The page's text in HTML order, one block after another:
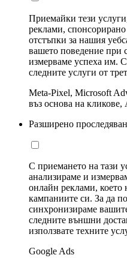
Приемайки тези
реклами,
отстъпки за нашия
вашето поведение при
измерваме успеха им.
следните услуги от
Meta-Pixel, Microsoft
въз основа на кликове,
Разширено
С приемането на тази
анализираме и
онлайн реклами, което
кампаниите си. За да
синхронизираме
следните външни
използвате техните
Google Ads